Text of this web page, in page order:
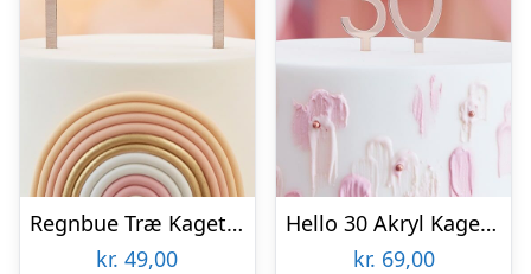
Regnbue Træ Kagetopper
kr. 49,00
Hello 30 Akryl Kagetopper Rosaguld
kr. 69,00